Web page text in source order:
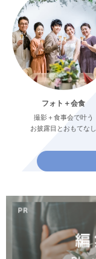
フォト＋会食
撮影＋食事会で叶う
お披露目とおもてなし